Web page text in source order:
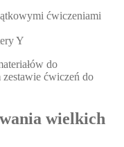
ćwiczeniami
Y
do
ćwiczeń do
wielkich